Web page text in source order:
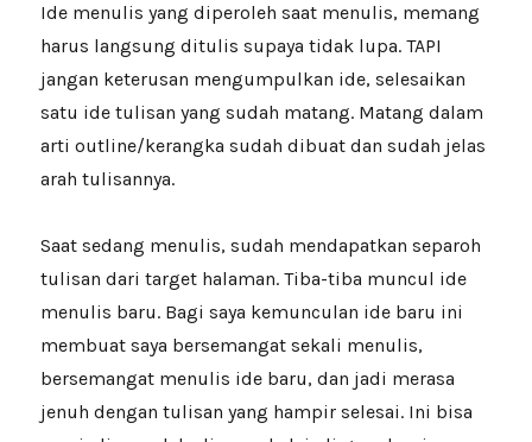
Ide menulis yang diperoleh saat menulis, memang
harus langsung ditulis supaya tidak lupa. TAPI
jangan keterusan mengumpulkan ide, selesaikan
satu ide tulisan yang sudah matang. Matang dalam
arti outline/kerangka sudah dibuat dan sudah jelas
arah tulisannya.
Saat sedang menulis, sudah mendapatkan separoh
tulisan dari target halaman. Tiba-tiba muncul ide
menulis baru. Bagi saya kemunculan ide baru ini
membuat saya bersemangat sekali menulis,
bersemangat menulis ide baru, dan jadi merasa
jenuh dengan tulisan yang hampir selesai. Ini bisa